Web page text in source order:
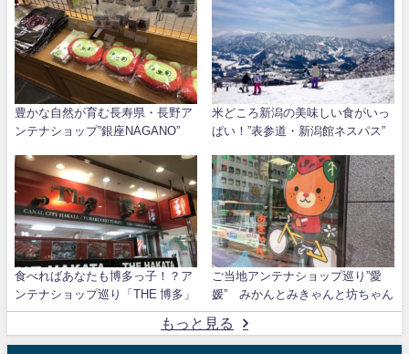
豊かな自然が育む長寿県・長野ア
ンテナショップ”銀座NAGANO”
米どころ新潟の美味しい食がいっ
ぱい！”表参道・新潟館ネスパス”
食べればあなたも博多っ子！？ア
ンテナショップ巡り「THE 博多」
ご当地アンテナショップ巡り”愛
媛” みかんとみきゃんと坊ちゃん
もっと見る